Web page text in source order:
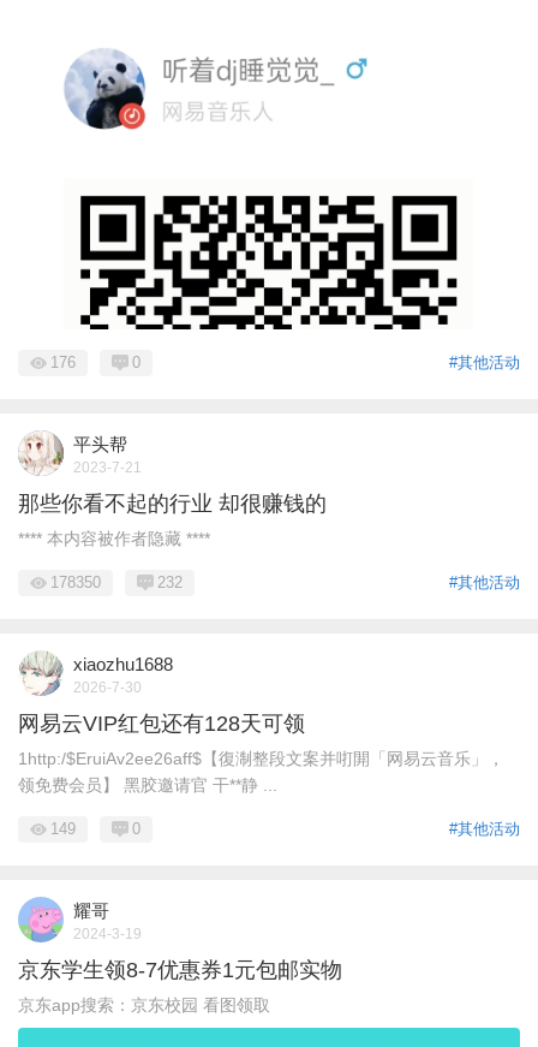
#其他活动
176 0
平头帮
2023-7-21
那些你看不起的行业 却很赚钱的
**** 本内容被作者隐藏 ****
#其他活动
178350 232
xiaozhu1688
2026-7-30
网易云VIP红包还有128天可领
1http:/$EruiAv2ee26aff$【復淛整段文案并咑閞「网易云音乐」，
领免费会员】 黑胶邀请官 干**静 ...
#其他活动
149 0
耀哥
2024-3-19
京东学生领8-7优惠券1元包邮实物
京东app搜索：京东校园 看图领取